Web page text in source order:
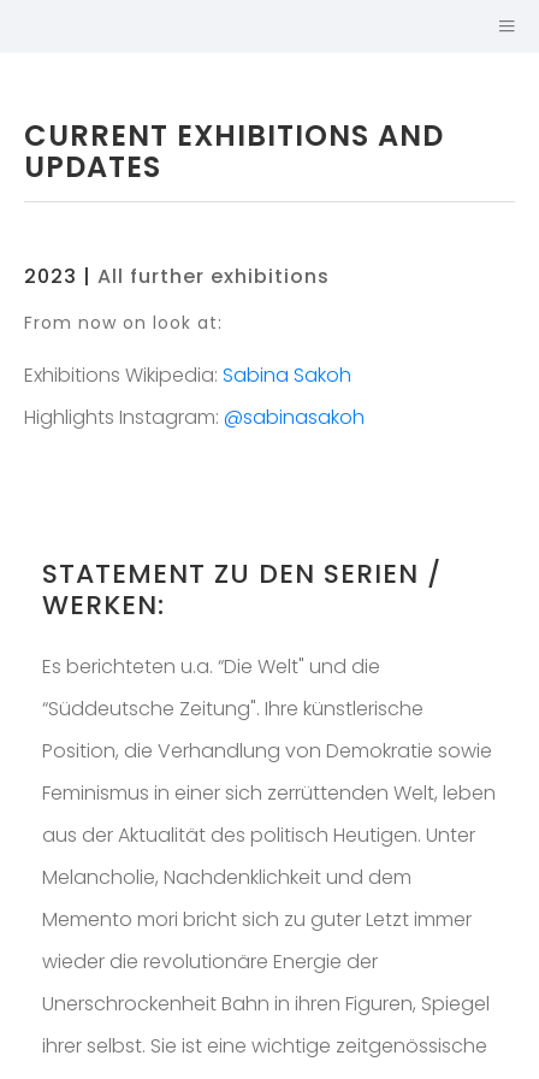
SAKOH
AKA
CURRENT EXHIBITIONS AND
UPDATES
2023 | All further exhibitions
From now on look at:
Exhibitions Wikipedia: Sabina Sakoh
Highlights Instagram: @sabinasakoh
STATEMENT ZU DEN SERIEN /
WERKEN:
Es berichteten u.a. “Die Welt" und die
“Süddeutsche Zeitung". Ihre künstlerische
Position, die Verhandlung von Demokratie sowie
Feminismus in einer sich zerrüttenden Welt, leben
aus der Aktualität des politisch Heutigen. Unter
Melancholie, Nachdenklichkeit und dem
Memento mori bricht sich zu guter Letzt immer
wieder die revolutionäre Energie der
Unerschrockenheit Bahn in ihren Figuren, Spiegel
ihrer selbst. Sie ist eine wichtige zeitgenössische